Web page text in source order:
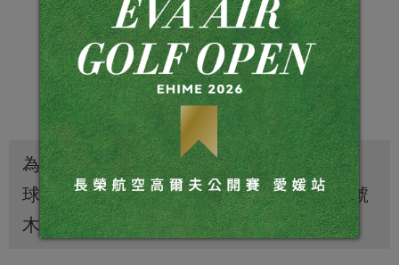
為了回應球友們渴望增加開球距離的呼聲，
球具廠商開始推出45.5英寸、甚至更長的1號
木桿。